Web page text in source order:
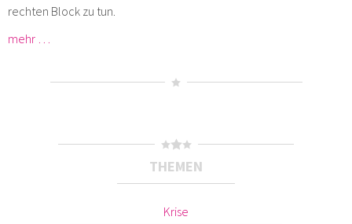
rechten Block zu tun.
mehr …
THEMEN
Krise